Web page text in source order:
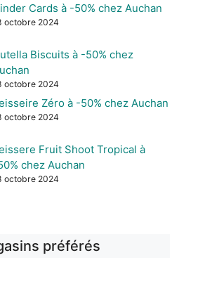
Cards à -50% chez Auchan
octobre 2024
Biscuits à -50% chez
octobre 2024
Zéro à -50% chez Auchan
octobre 2024
Fruit Shoot Tropical à
chez Auchan
octobre 2024
préférés